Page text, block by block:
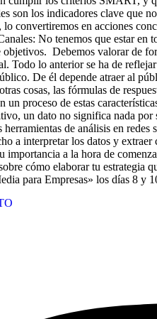
son los indicadores clave que
convertiremos en acciones
No tenemos que estar en
Debemos valorar de
Todo lo anterior se ha de
De él depende atraer al
cosas, las fórmulas de
un proceso de estas
un dato no significa nada
de análisis en
a interpretar los datos y
importancia a la hora de
cómo elaborar tu estrategia
para Empresas» los días 8